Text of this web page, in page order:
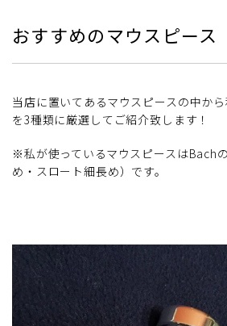
おすすめのマウスピース
当店に置いてあるマウスピースの中か
を3種類に厳選してご紹介致します！
※私が使っているマウスピースはBach
め・スロート細長め）です。